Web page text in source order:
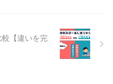
【違いを完